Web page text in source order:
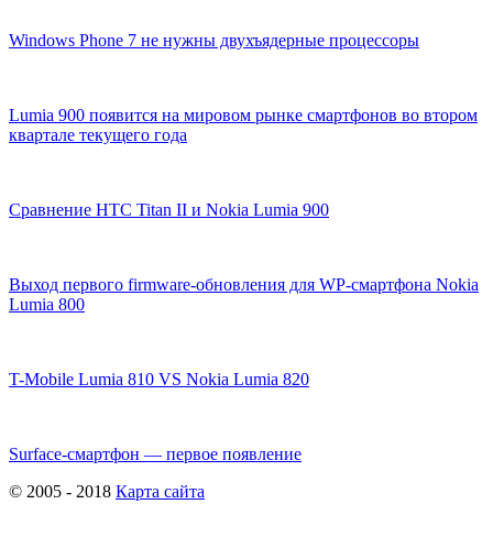
Windows Phone 7 не нужны двухъядерные процессоры
Lumia 900 появится на мировом рынке смартфонов во втором
квартале текущего года
Сравнение HTC Titan II и Nokia Lumia 900
Выход первого firmware-обновления для WP-смартфона Nokia
Lumia 800
T-Mobile Lumia 810 VS Nokia Lumia 820
Surface-смартфон — первое появление
© 2005 - 2018 Карта сайта